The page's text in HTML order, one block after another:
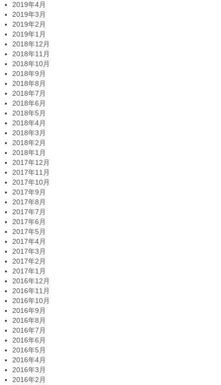
2019年4月
2019年3月
2019年2月
2019年1月
2018年12月
2018年11月
2018年10月
2018年9月
2018年8月
2018年7月
2018年6月
2018年5月
2018年4月
2018年3月
2018年2月
2018年1月
2017年12月
2017年11月
2017年10月
2017年9月
2017年8月
2017年7月
2017年6月
2017年5月
2017年4月
2017年3月
2017年2月
2017年1月
2016年12月
2016年11月
2016年10月
2016年9月
2016年8月
2016年7月
2016年6月
2016年5月
2016年4月
2016年3月
2016年2月